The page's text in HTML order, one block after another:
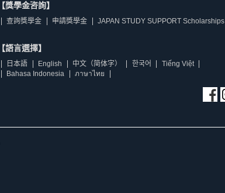
【獎學金咨詢】
查詢獎學金 申請獎學金 JAPAN STUDY SUPPORT Scholarships
【語言選擇】
日本語 English 中文（简体字） 한국어
Tiếng Việt
Bahasa Indonesia
ภาษาไทย